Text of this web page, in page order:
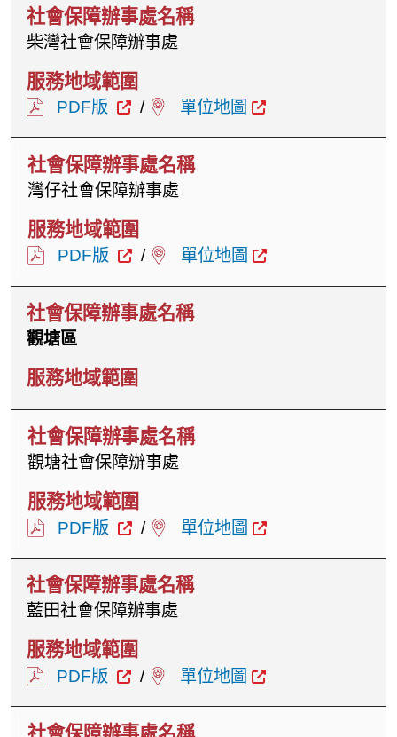
柴灣社會保障辦事處
PDF版 / 單位地圖
灣仔社會保障辦事處
PDF版 / 單位地圖
觀塘區
觀塘社會保障辦事處
PDF版 / 單位地圖
藍田社會保障辦事處
PDF版 / 單位地圖